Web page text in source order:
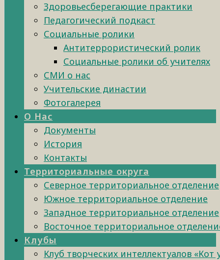
Здоровьесберегающие практики
Педагогический подкаст
Социальные ролики
Антитеррористический ролик
Социальные ролики об учителях
СМИ о нас
Учительские династии
Фотогалерея
О Нас
Документы
История
Контакты
Территориальные округа
Северное территориальное отделение
Южное территориальное отделение
Западное территориальное отделение
Восточное территориальное
Клубы
Клуб творческих интеллектуалов «Кот